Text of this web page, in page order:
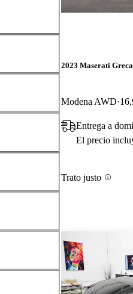
2023 Maserati
Modena AWD
Entrega a
El precio
Trato justo